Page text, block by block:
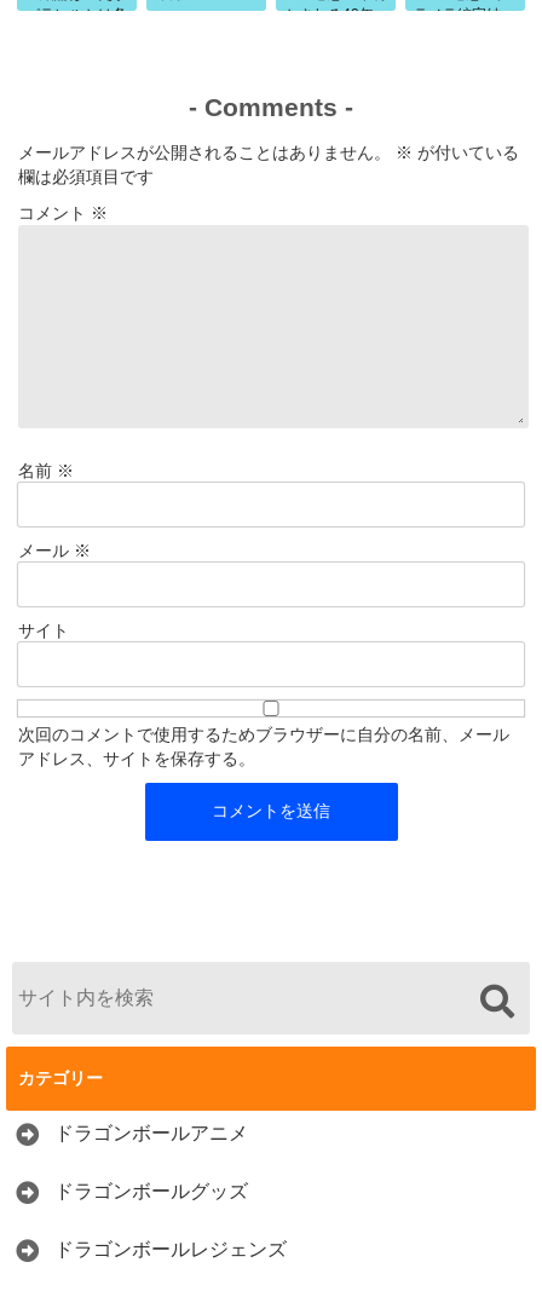
パラレルかは条
かされる40年
ラノラ編完結
- Comments -
メールアドレスが公開されることはありません。 ※ が付いている
欄は必須項目です
コメント ※
名前 ※
メール ※
サイト
次回のコメントで使用するためブラウザーに自分の名前、メール
アドレス、サイトを保存する。
カテゴリー
ドラゴンボールアニメ
ドラゴンボールグッズ
ドラゴンボールレジェンズ